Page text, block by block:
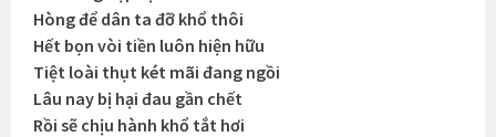
Hòng để dân ta đỡ khổ thôi
Hết bọn vòi tiền luôn hiện hữu
Tiệt loài thụt két mãi đang ngồi
Lâu nay bị hại đau gần chết
Rồi sẽ chịu hành khổ tắt hơi